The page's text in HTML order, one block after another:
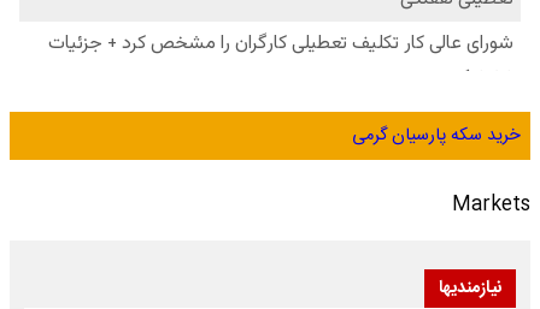
خرید سکه پارسیان گرمی
Markets
نیازمندیها